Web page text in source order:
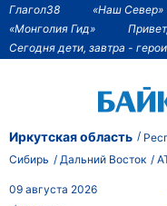
Глагол38 «Наш Север»
«Монголия Гид»
Сегодня дети, завтра - герои
Иркутская область
Сибирь
Дальний Восток
09 августа 2026